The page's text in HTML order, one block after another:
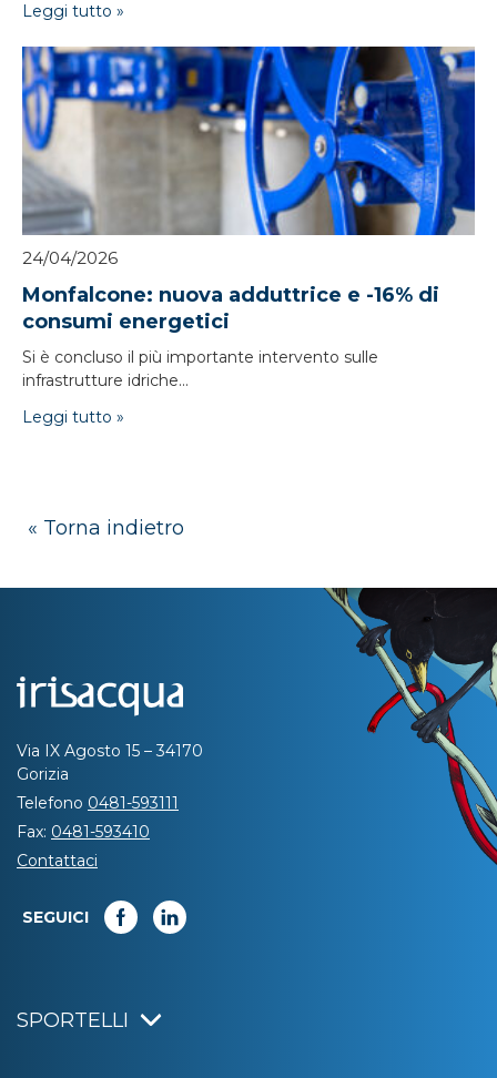
Leggi tutto »
24/04/2026
Monfalcone: nuova adduttrice e -16% di
consumi energetici
Si è concluso il più importante intervento sulle
infrastrutture idriche...
Leggi tutto »
« Torna indietro
Via IX Agosto 15 – 34170
Gorizia
Telefono 0481-593111
Fax: 0481-593410
Contattaci
SEGUICI
SPORTELLI